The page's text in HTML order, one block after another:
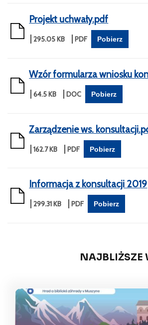
Projekt uchwały.pdf
295.05 KB Pobierz
Wzór formularza wniosku
64.5 KB Pobierz
Zarządzenie ws.
162.7 KB Pobierz
Informacja z konsultacji 2019
299.31 KB Pobierz
NAJBLIŻSZE